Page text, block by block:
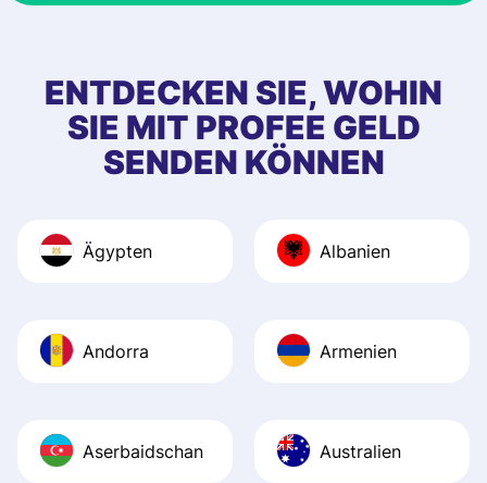
ENTDECKEN SIE, WOHIN
SIE MIT PROFEE GELD
SENDEN KÖNNEN
Ägypten Albanien
Andorra Armenien
Aserbaidschan Australien